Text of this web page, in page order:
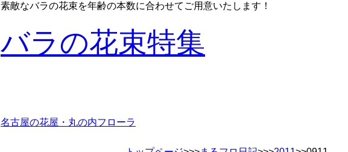
素敵なバラの花束を年齢の本数に合わせてご用意いたします！
バラの花束特集
名古屋の花屋・丸の内フローラ